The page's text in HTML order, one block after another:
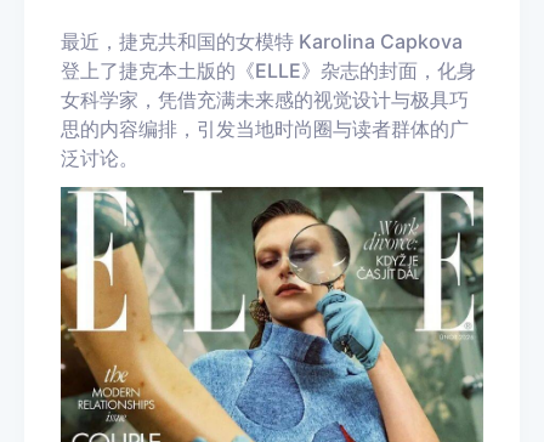
最近，捷克共和国的女模特 Karolina Capkova
登上了捷克本土版的《ELLE》杂志的封面，化身
女科学家，凭借充满未来感的视觉设计与极具巧
思的内容编排，引发当地时尚圈与读者群体的广
泛讨论。